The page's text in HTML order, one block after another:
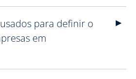
para definir o
em